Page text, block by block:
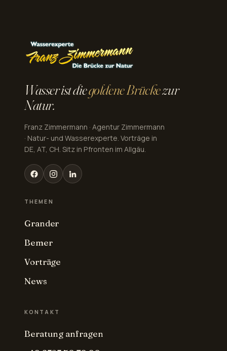
Wasser ist diegoldene Brückezur
Natur.
Franz Zimmermann · Agentur Zimmermann
· Natur- und Wasserexperte. Vorträge in
DE, AT, CH. Sitz in Pfronten im Allgäu.
THEMEN
Grander
Bemer
Vorträge
News
KONTAKT
Beratung anfragen